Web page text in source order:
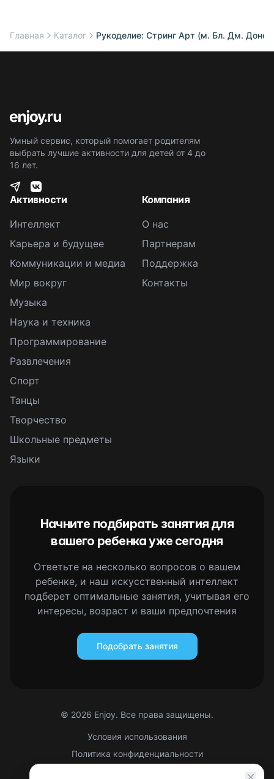
Главная Каталог Рукоделие: Стринг Арт (м. Бл. Дм.
Умный сервис, который помогает родителям
выбрать лучшие активности для детей от 4 до
16 лет.
Активности
Интеллект
Карьера и будущее
Коммуникации и медиа
Мир вокруг
Музыка
Наука и техника
Программирование
Развлечения
Спорт
Танцы
Творчество
Школьные предметы
Языки
Компания
О нас
Партнерам
Поддержка
Контакты
Начните подбирать занятия для
вашего ребенка уже сегодня
Ответьте на несколько вопросов о вашем
ребенке, и наш искусственный интеллект
подберет оптимальные занятия, учитывая его
интересы, возраст и ваши предпочтения
Подобрать занятия
© 2026 Enjoy. Все права защищены.
Условия использования
Политика конфиденциальности